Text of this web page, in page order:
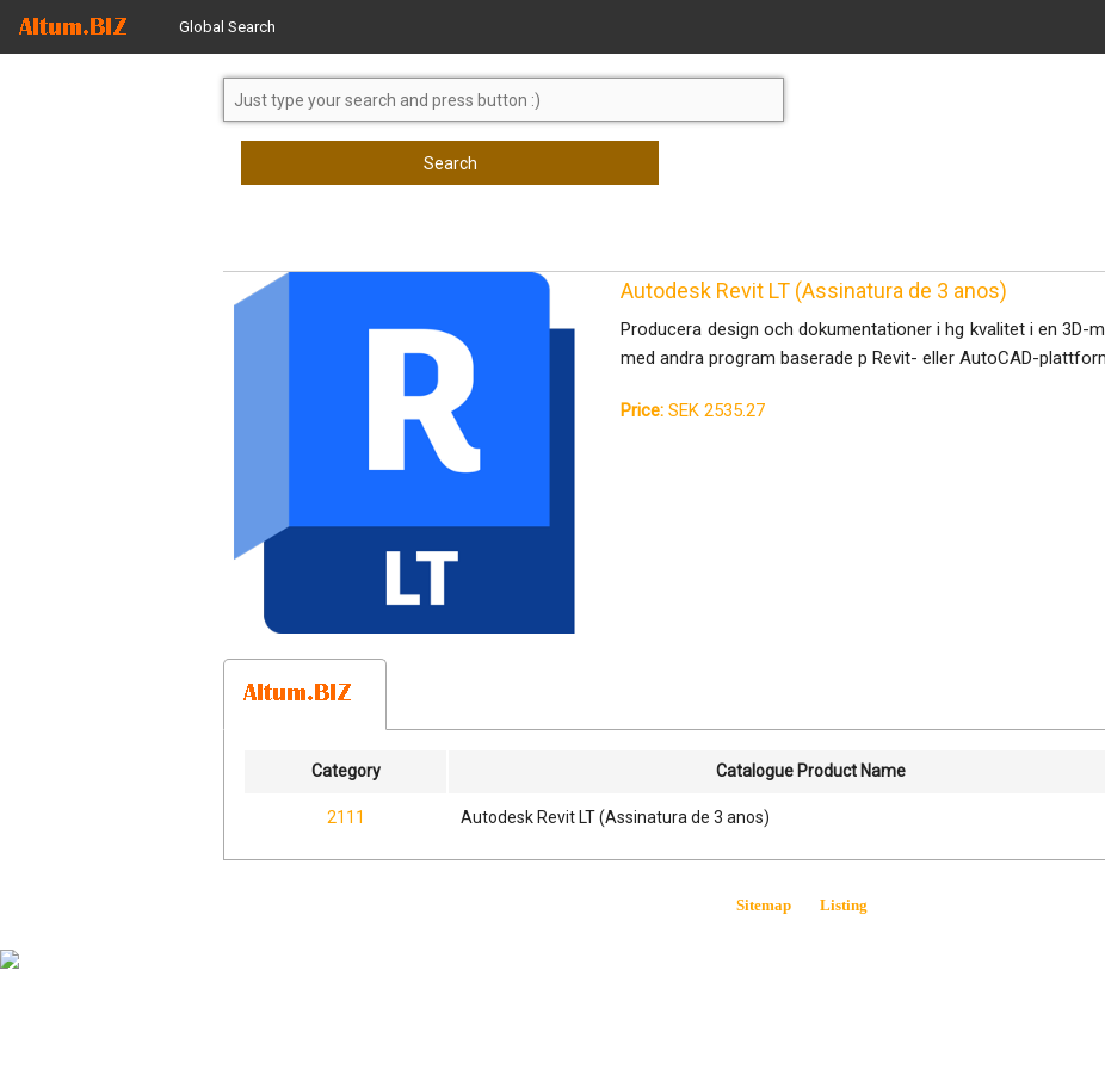
Global Search
Search
Autodesk Revit LT (Assinatura de 3 anos)
Producera design och dokumentationer i hg kvalitet i en 3D-
med andra program baserade p Revit- eller AutoCAD-
Price: SEK 2535.27
Category Catalogue Product Name
2111 Autodesk Revit LT (Assinatura de 3 anos)
Sitemap Listing